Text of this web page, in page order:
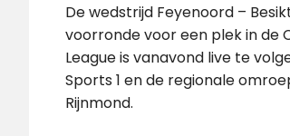
De wedstrijd Feyenoord –
voorronde voor een plek in de
League is vanavond live te
Sports 1 en de regionale
Rijnmond.